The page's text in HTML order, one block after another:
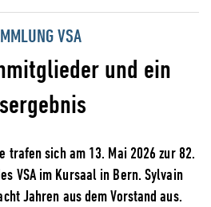
VSA
und ein
trafen sich am 13. Mai 2026 zur 82.
VSA im Kursaal in Bern. Sylvain
Jahren aus dem Vorstand aus.